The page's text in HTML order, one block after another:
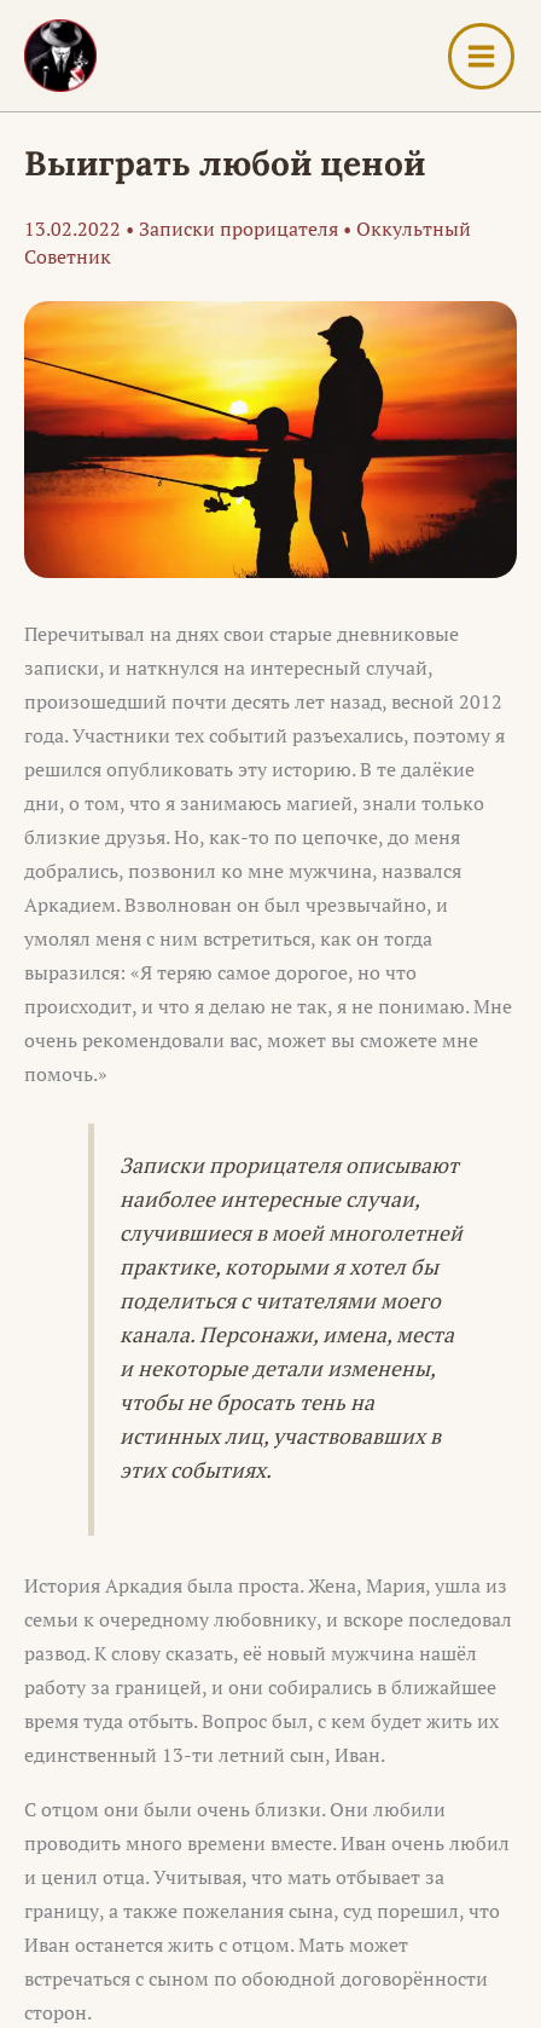
Перейти
содержимому
Выиграть любой ценой
13.02.2022 • Записки прорицателя • Оккультный
Советник
Перечитывал на днях свои старые дневниковые
записки, и наткнулся на интересный случай,
произошедший почти десять лет назад, весной 2012
года. Участники тех событий разъехались, поэтому я
решился опубликовать эту историю. В те далёкие
дни, о том, что я занимаюсь магией, знали только
близкие друзья. Но, как-то по цепочке, до меня
добрались, позвонил ко мне мужчина, назвался
Аркадием. Взволнован он был чрезвычайно, и
умолял меня с ним встретиться, как он тогда
выразился: «Я теряю самое дорогое, но что
происходит, и что я делаю не так, я не понимаю. Мне
очень рекомендовали вас, может вы сможете мне
помочь.»
Записки прорицателя описывают
наиболее интересные случаи,
случившиеся в моей многолетней
практике, которыми я хотел бы
поделиться с читателями моего
канала. Персонажи, имена, места
и некоторые детали изменены,
чтобы не бросать тень на
истинных лиц, участвовавших в
этих событиях.
История Аркадия была проста. Жена, Мария, ушла из
семьи к очередному любовнику, и вскоре последовал
развод. К слову сказать, её новый мужчина нашёл
работу за границей, и они собирались в ближайшее
время туда отбыть. Вопрос был, с кем будет жить их
единственный 13-ти летний сын, Иван.
С отцом они были очень близки. Они любили
проводить много времени вместе. Иван очень любил
и ценил отца. Учитывая, что мать отбывает за
границу, а также пожелания сына, суд порешил, что
Иван останется жить с отцом. Мать может
встречаться с сыном по обоюдной договорённости
сторон.